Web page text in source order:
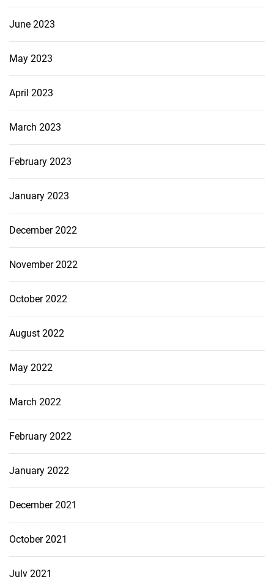
June 2023
May 2023
April 2023
March 2023
February 2023
January 2023
December 2022
November 2022
October 2022
August 2022
May 2022
March 2022
February 2022
January 2022
December 2021
October 2021
July 2021